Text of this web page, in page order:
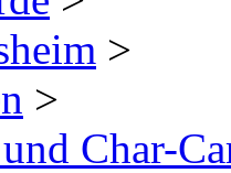
>
>
Char-